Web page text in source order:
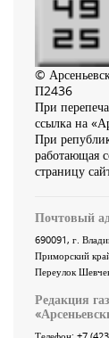
©
П2436
При
ссылка на
При
работающая
страницу
Почтовый
690091, г.
Приморский
Переулок
Редакция
«